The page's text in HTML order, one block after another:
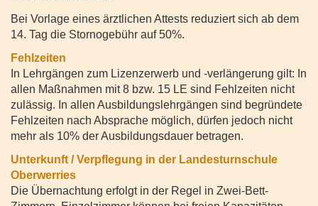
Bei Vorlage eines ärztlichen Attests reduziert sich ab dem
14. Tag die Stornogebühr auf 50%.
Fehlzeiten
In Lehrgängen zum Lizenzerwerb und -verlängerung gilt: In
allen Maßnahmen mit 8 bzw. 15 LE sind Fehlzeiten nicht
zulässig. In allen Ausbildungslehrgängen sind begründete
Fehlzeiten nach Absprache möglich, dürfen jedoch nicht
mehr als 10% der Ausbildungsdauer betragen.
Unterkunft / Verpflegung in der Landesturnschule
Oberwerries
Die Übernachtung erfolgt in der Regel in Zwei-Bett-